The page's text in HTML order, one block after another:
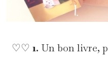
♡♡ 1. Un bon livre,